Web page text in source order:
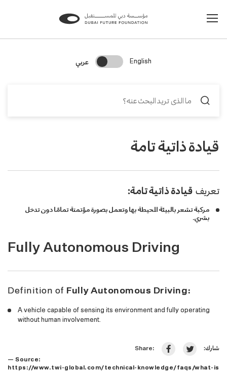
English
Change Search Language
عربي
Fully Autonomous Driving
Definition of Fully Autonomous Driving:
A vehicle capable of sensing its environment and fully operating
without human involvement.
قيادة ذاتية تامة
تعريف قيادة ذاتية تامة:
مركبة تشعر بالبيئة المحيطة بها وتعمل بصورة مؤتمتة تمامًا دون تدخل
بشري.
— Source:
https://www.twi-global.com/technical-knowledge/faqs/what-is
Share: شارك: